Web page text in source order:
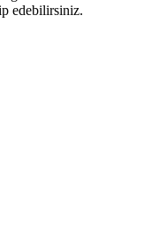
edebilirsiniz.